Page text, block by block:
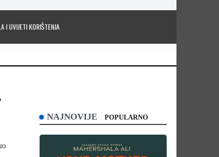
I UVIJETI KORIŠTENJA
NAJNOVIJE POPULARNO